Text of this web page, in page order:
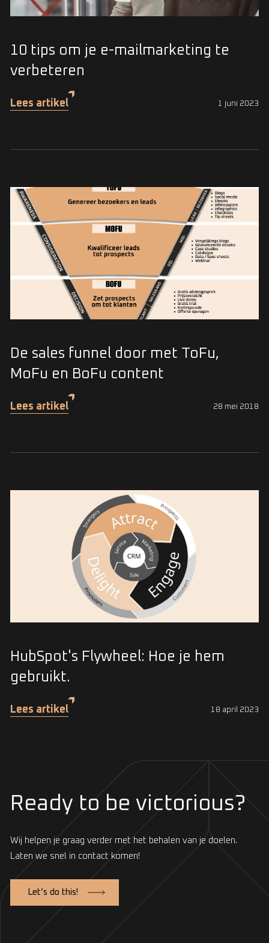
10 tips om je e-mailmarketing te
verbeteren
Lees artikel 1 juni 2023
De sales funnel door met ToFu,
MoFu en BoFu content
Lees artikel 28 mei 2018
HubSpot's Flywheel: Hoe je hem
gebruikt.
Lees artikel 18 april 2023
Ready to be victorious?
Wij helpen je graag verder met het behalen van je doelen.
Laten we snel in contact komen!
Let’s do this!